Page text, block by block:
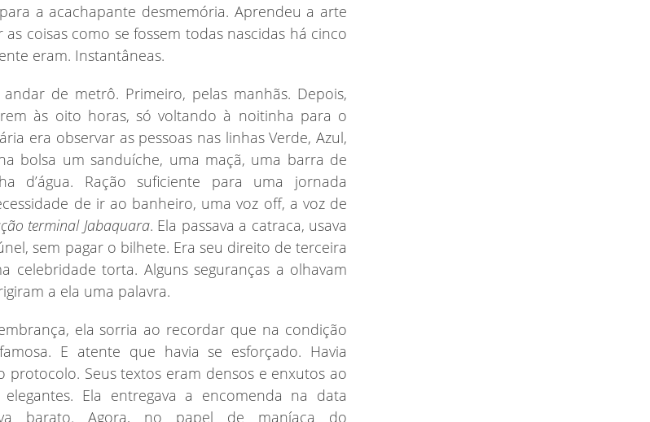
a acachapante desmemória. Aprendeu a arte
coisas como se fossem todas nascidas há cinco
eram. Instantâneas.
de metrô. Primeiro, pelas manhãs. Depois,
às oito horas, só voltando à noitinha para o
era observar as pessoas nas linhas Verde, Azul,
bolsa um sanduíche, uma maçã, uma barra de
d’água. Ração suficiente para uma jornada
de ir ao banheiro, uma voz off, a voz de
terminal Jabaquara. Ela passava a catraca, usava
sem pagar o bilhete. Era seu direito de terceira
celebridade torta. Alguns seguranças a olhavam
a ela uma palavra.
ela sorria ao recordar que na condição
E atente que havia se esforçado. Havia
Seus textos eram densos e enxutos ao
Ela entregava a encomenda na data
barato. Agora, no papel de maníaca do